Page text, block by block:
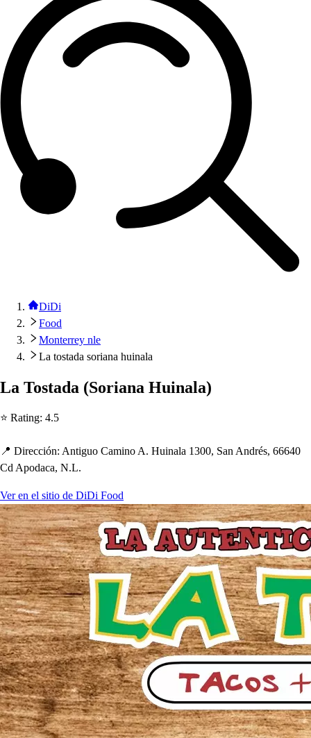
DiDi
Food
Monterrey nle
La tostada soriana huinala
La Tostada (Soriana Huinala)
⭐ Rating: 4.5
📍 Dirección: Antiguo Camino A. Huinala 1300, San Andrés, 66640
Cd Apodaca, N.L.
Ver en el sitio de DiDi Food